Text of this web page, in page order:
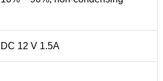
DC 12 V 1.5A